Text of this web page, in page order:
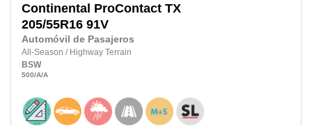
Continental ProContact TX
205/55R16 91V
Automóvil de Pasajeros
All-Season / Highway Terrain
BSW
500/A/A